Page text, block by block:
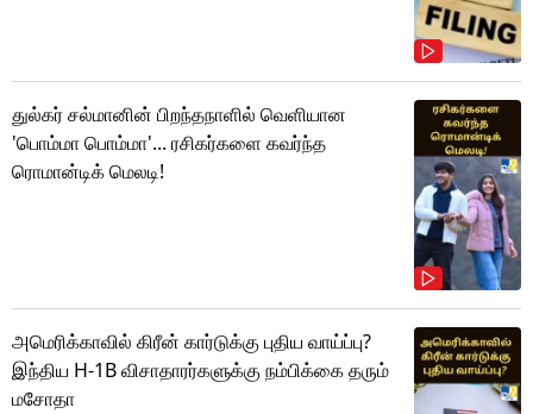
துல்கர் சல்மானின் பிறந்தநாளில் வெளியான
'பொம்மா பொம்மா'... ரசிகர்களை கவர்ந்த
ரொமான்டிக் மெலடி!
அமெரிக்காவில் கிரீன் கார்டுக்கு புதிய வாய்ப்பு?
இந்திய H-1B விசாதாரர்களுக்கு நம்பிக்கை தரும்
மசோதா